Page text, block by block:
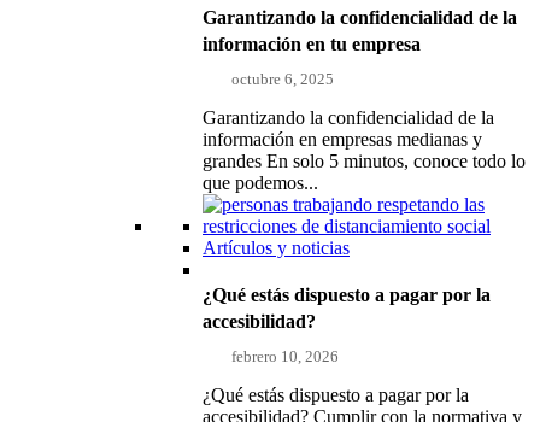
Garantizando la confidencialidad de la
información en tu empresa
octubre 6, 2025
Garantizando la confidencialidad de la
información en empresas medianas y
grandes En solo 5 minutos, conoce todo lo
que podemos...
Artículos y noticias
¿Qué estás dispuesto a pagar por la
accesibilidad?
febrero 10, 2026
¿Qué estás dispuesto a pagar por la
accesibilidad? Cumplir con la normativa y